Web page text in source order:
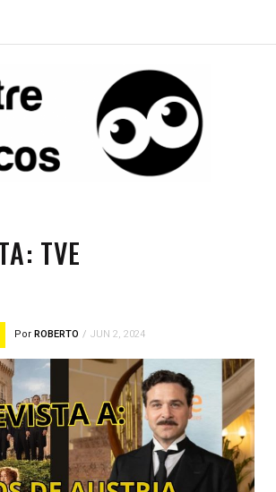
TVE
Por ROBERTO JUN 2, 2024